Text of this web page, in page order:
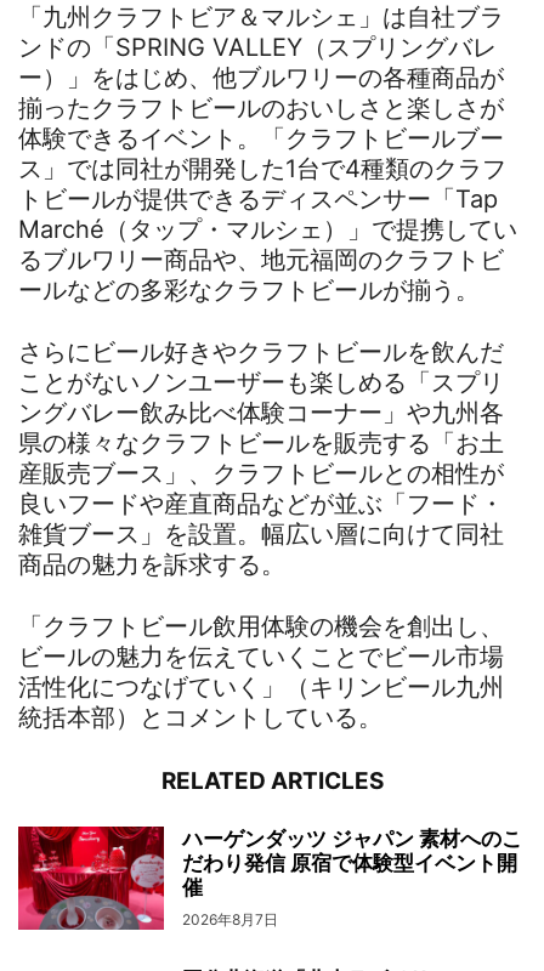
「九州クラフトビア＆マルシェ」は自社ブラ
ンドの「SPRING VALLEY（スプリングバレ
ー）」をはじめ、他ブルワリーの各種商品が
揃ったクラフトビールのおいしさと楽しさが
体験できるイベント。「クラフトビールブー
ス」では同社が開発した1台で4種類のクラフ
トビールが提供できるディスペンサー「Tap
Marché（タップ・マルシェ）」で提携してい
るブルワリー商品や、地元福岡のクラフトビ
ールなどの多彩なクラフトビールが揃う。
さらにビール好きやクラフトビールを飲んだ
ことがないノンユーザーも楽しめる「スプリ
ングバレー飲み比べ体験コーナー」や九州各
県の様々なクラフトビールを販売する「お土
産販売ブース」、クラフトビールとの相性が
良いフードや産直商品などが並ぶ「フード・
雑貨ブース」を設置。幅広い層に向けて同社
商品の魅力を訴求する。
「クラフトビール飲用体験の機会を創出し、
ビールの魅力を伝えていくことでビール市場
活性化につなげていく」（キリンビール九州
統括本部）とコメントしている。
RELATED ARTICLES
ハーゲンダッツ ジャパン 素材へのこ
だわり発信 原宿で体験型イベント開
催
2026年8月7日